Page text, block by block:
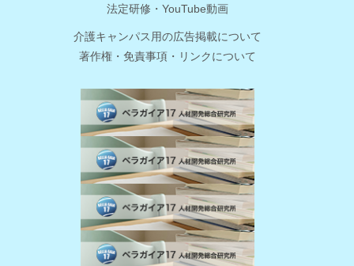
法定研修・YouTube動画
介護キャンパス用の広告掲載について
著作権・免責事項・リンクについて